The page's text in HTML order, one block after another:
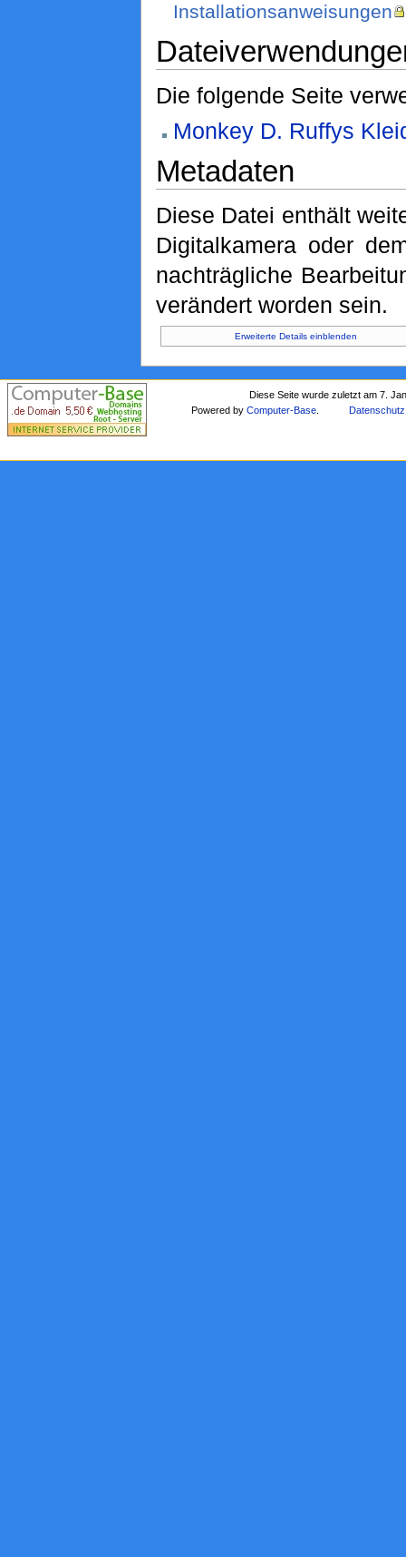
Installationsanweisungen
Die folgende Seite
Monkey D. Ruffys
Metadaten
Diese Datei enthält
Digitalkamera oder
nachträgliche
verändert worden sein.
Erweiterte Details einblenden
Diese Seite wurde zuletzt am 7.
Powered byComputer-Base Datenschutz